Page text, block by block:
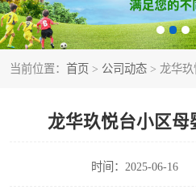
当前位置： 首页 > 公司动态 > 龙华
龙华玖悦台小区母
时间：2025-06-16